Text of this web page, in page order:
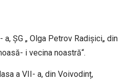
a, ȘG „ Olga Petrov Radișici„ din
i vecina noastră“.
a VII- a, din Voivodinț,